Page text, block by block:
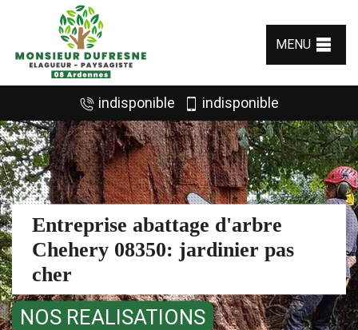
MENU
indisponible indisponible
Entreprise abattage d'arbre
Chehery 08350: jardinier pas
cher
NOS REALISATIONS